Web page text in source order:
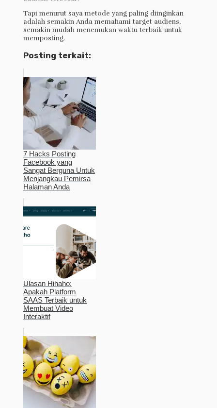
Tapi menurut saya metode yang paling diinginkan
adalah semakin Anda memahami target audiens,
semakin mudah menemukan waktu terbaik untuk
memposting.
Posting terkait:
7 Hacks Posting
Facebook yang
Sangat Berguna Untuk
Menjangkau Pemirsa
Halaman Anda
Ulasan Hihaho:
Apakah Platform
SAAS Terbaik untuk
Membuat Video
Interaktif